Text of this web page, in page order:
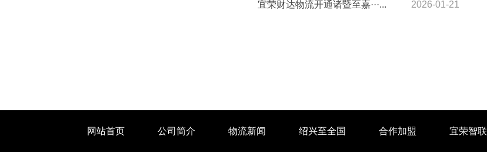
宜荣财达物流开通诸暨至嘉···...
2026-01-21
网站首页 公司简介 物流新闻 绍兴至全国 合作加盟 宜荣智联